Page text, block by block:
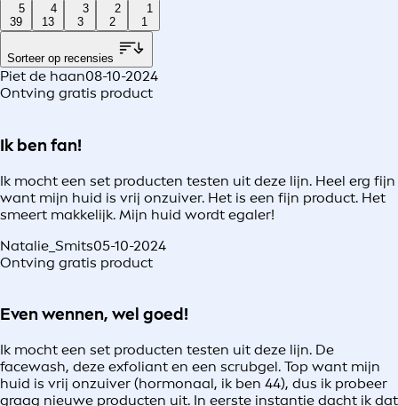
5
39
4
13
3
3
2
2
1
1
Sorteer op recensies
Piet de haan08-10-2024
Ontving gratis product
Ik ben fan!
Ik mocht een set producten testen uit deze lijn. Heel erg fijn
want mijn huid is vrij onzuiver. Het is een fijn product. Het
smeert makkelijk. Mijn huid wordt egaler!
Natalie_Smits05-10-2024
Ontving gratis product
Even wennen, wel goed!
Ik mocht een set producten testen uit deze lijn. De
facewash, deze exfoliant en een scrubgel. Top want mijn
huid is vrij onzuiver (hormonaal, ik ben 44), dus ik probeer
graag nieuwe producten uit. In eerste instantie dacht ik dat